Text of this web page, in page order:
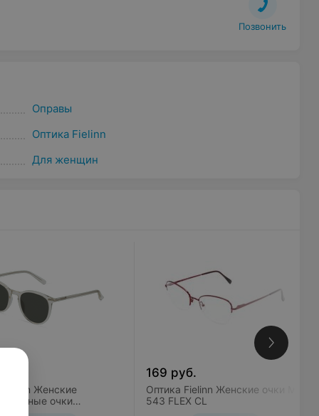
Позвонить
Оправы
Оптика Fielinn
Для женщин
Женские
очки
169 руб.
Оптика Fielinn Женские очки MC
543 FLEX CL